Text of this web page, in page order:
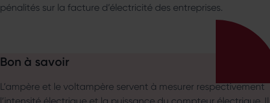
pénalités sur la facture d’électricité des entreprises.
Bon à savoir
L’ampère et le voltampère servent à mesurer respectivement